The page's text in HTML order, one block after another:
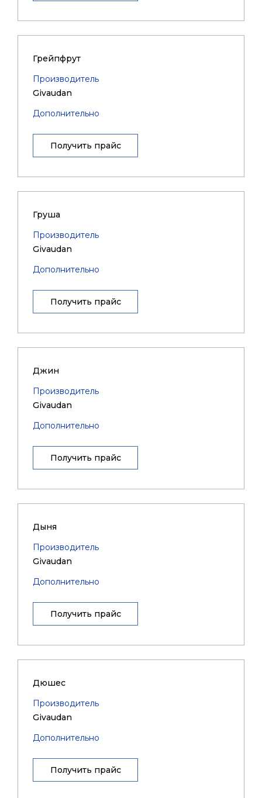
Грейпфрут
Производитель
Givaudan
Дополнительно
Получить прайс
Груша
Производитель
Givaudan
Дополнительно
Получить прайс
Джин
Производитель
Givaudan
Дополнительно
Получить прайс
Дыня
Производитель
Givaudan
Дополнительно
Получить прайс
Дюшес
Производитель
Givaudan
Дополнительно
Получить прайс